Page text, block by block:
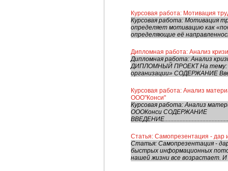
Курсовая работа: Мотивация
Курсовая работа: Мотивация
определяет мотивацию как
определяющие её
Дипломная работа: Анализ
Дипломная работа: Анализ
ДИПЛОМНЫЙ ПРОЕКТ На тему:
организации» СОДЕРЖАНИЕ
Курсовая работа: Анализ
ООО"Конси"
Курсовая работа: Анализ
ОООКонси СОДЕРЖАНИЕ
Статья: Самопрезентация - дар
Статья: Самопрезентация -
быстрых информационных
нашей жизни все возрастает.